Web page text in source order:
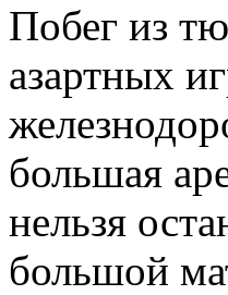
Побег из
азартных
большая
нельзя
большой